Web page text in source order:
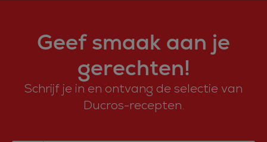
Geef smaak aan je
gerechten!
Schrijf je in en ontvang de selectie van
Ducros-recepten.